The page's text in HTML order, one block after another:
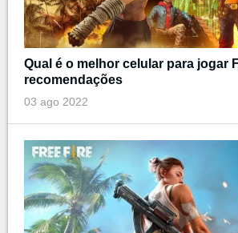
Qual é o melhor celular para jogar
recomendações
03 ago 2022